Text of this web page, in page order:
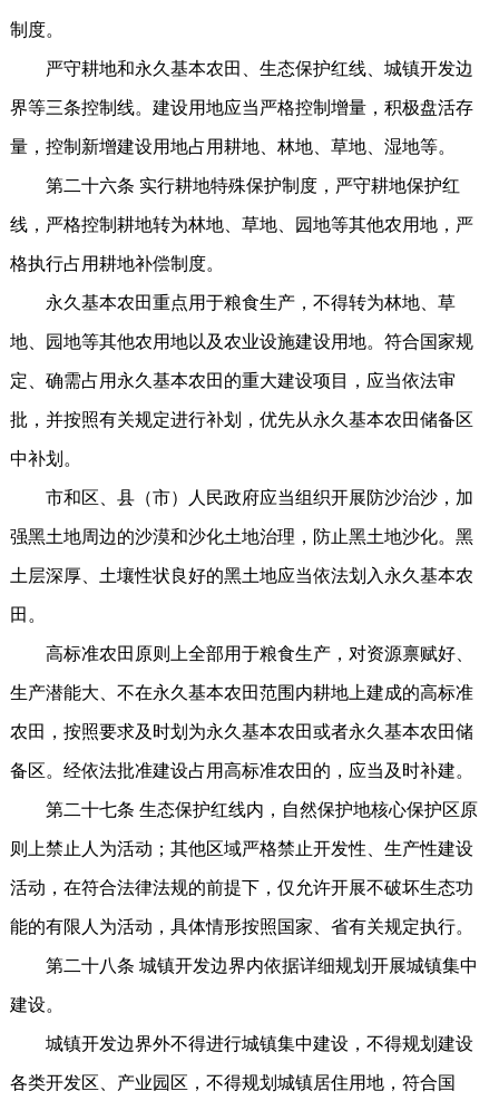
制度。
严守耕地和永久基本农田、生态保护红线、城镇开发边
界等三条控制线。建设用地应当严格控制增量，积极盘活存
量，控制新增建设用地占用耕地、林地、草地、湿地等。
第二十六条 实行耕地特殊保护制度，严守耕地保护红
线，严格控制耕地转为林地、草地、园地等其他农用地，严
格执行占用耕地补偿制度。
永久基本农田重点用于粮食生产，不得转为林地、草
地、园地等其他农用地以及农业设施建设用地。符合国家规
定、确需占用永久基本农田的重大建设项目，应当依法审
批，并按照有关规定进行补划，优先从永久基本农田储备区
中补划。
市和区、县（市）人民政府应当组织开展防沙治沙，加
强黑土地周边的沙漠和沙化土地治理，防止黑土地沙化。黑
土层深厚、土壤性状良好的黑土地应当依法划入永久基本农
田。
高标准农田原则上全部用于粮食生产，对资源禀赋好、
生产潜能大、不在永久基本农田范围内耕地上建成的高标准
农田，按照要求及时划为永久基本农田或者永久基本农田储
备区。经依法批准建设占用高标准农田的，应当及时补建。
第二十七条 生态保护红线内，自然保护地核心保护区原
则上禁止人为活动；其他区域严格禁止开发性、生产性建设
活动，在符合法律法规的前提下，仅允许开展不破坏生态功
能的有限人为活动，具体情形按照国家、省有关规定执行。
第二十八条 城镇开发边界内依据详细规划开展城镇集中
建设。
城镇开发边界外不得进行城镇集中建设，不得规划建设
各类开发区、产业园区，不得规划城镇居住用地，符合国